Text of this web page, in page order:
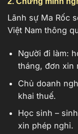
Lãnh sự Ma Rốc
Việt Nam thông
Người đi làm:
tháng, đơn xin
Chủ doanh
khai thuế.
Học sinh –
xin phép nghỉ.